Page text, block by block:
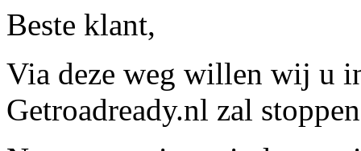
Beste klant,
Via deze weg willen wij u
Getroadready.nl zal